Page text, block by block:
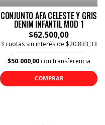
CONJUNTO AFA CELESTE Y GRIS
DENIM INFANTIL MOD 1
$62.500,00
3 cuotas sin interés de $20.833,33
$50.000,00con transferencia
COMPRAR